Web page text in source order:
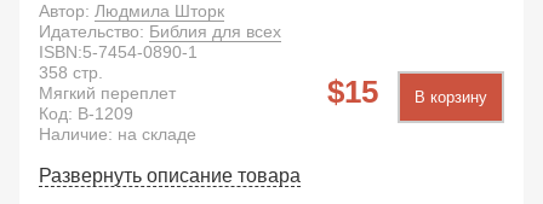
Автор: Людмила Шторк
Идательство: Библия для всех
15 В корзину
ISBN:5-7454-0890-1
358 стр.
Мягкий переплет
Код: B-1209
Наличие: на складе
Развернуть описание товара